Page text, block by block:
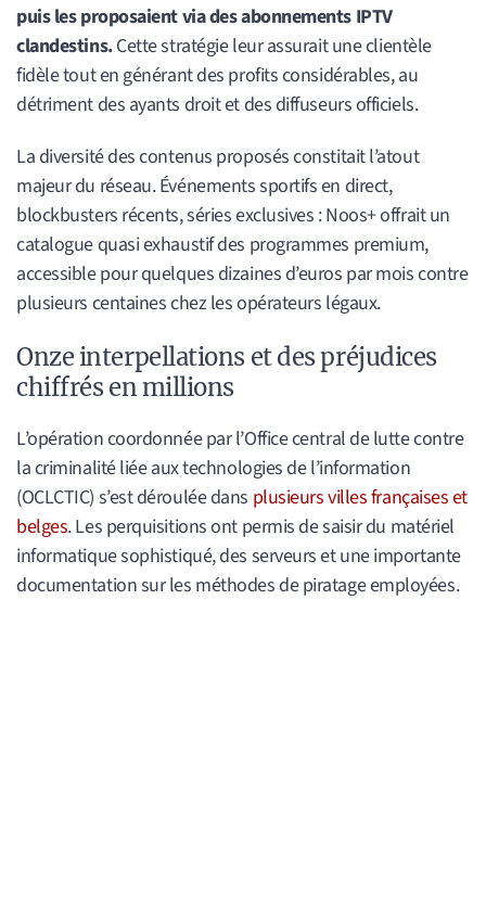
puis les proposaient via des abonnements IPTV
clandestins.Cette stratégie leur assurait une clientèle
fidèle tout en générant des profits considérables, au
détriment des ayants droit et des diffuseurs officiels.
La diversité des contenus proposés constitait l’atout
majeur du réseau. Événements sportifs en direct,
blockbusters récents, séries exclusives : Noos+ offrait un
catalogue quasi exhaustif des programmes premium,
accessible pour quelques dizaines d’euros par mois contre
plusieurs centaines chez les opérateurs légaux.
Onze interpellations et des préjudices
chiffrés en millions
L’opération coordonnée par l’Office central de lutte contre
la criminalité liée aux technologies de l’information
(OCLCTIC) s’est déroulée dans plusieurs villes françaises et
belges. Les perquisitions ont permis de saisir du matériel
informatique sophistiqué, des serveurs et une importante
documentation sur les méthodes de piratage employées.